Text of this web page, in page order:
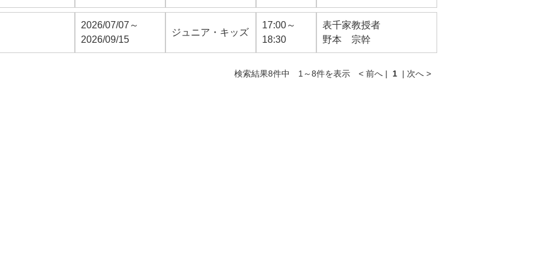
2026/07/07～
2026/09/15
ジュニア・キッズ
17:00～
18:30
表千家教授者
野本 宗幹
検索結果8件中 1～8件を表示 < 前へ | 1 | 次へ >